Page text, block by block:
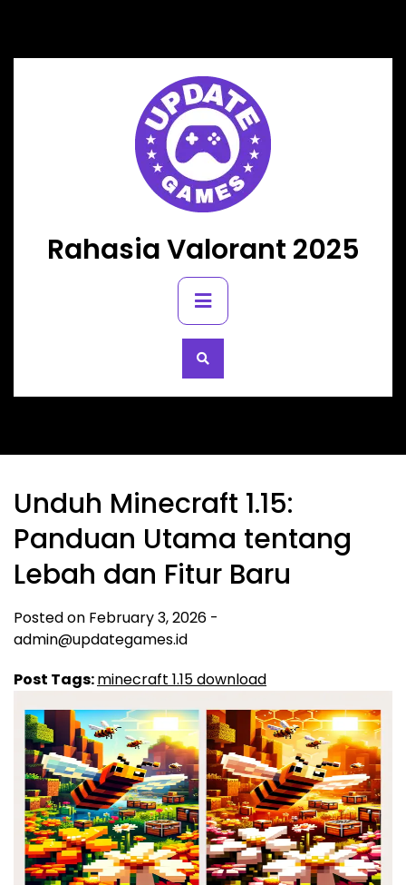
content
Rahasia Valorant 2025
Primary
Menu
Unduh Minecraft 1.15:
Panduan Utama tentang
Lebah dan Fitur Baru
Posted on February 3, 2026 -
admin@updategames.id
Post Tags:minecraft 1.15 download